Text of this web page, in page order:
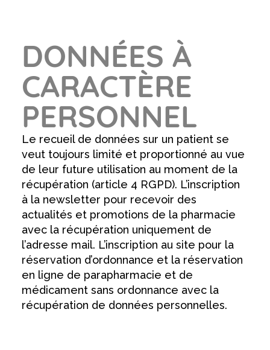
DONNÉES À
CARACTÈRE
PERSONNEL
Le recueil de données sur un patient se
veut toujours limité et proportionné au vue
de leur future utilisation au moment de la
récupération (article 4 RGPD). L’inscription
à la newsletter pour recevoir des
actualités et promotions de la pharmacie
avec la récupération uniquement de
l’adresse mail. L’inscription au site pour la
réservation d’ordonnance et la réservation
en ligne de parapharmacie et de
médicament sans ordonnance avec la
récupération de données personnelles.